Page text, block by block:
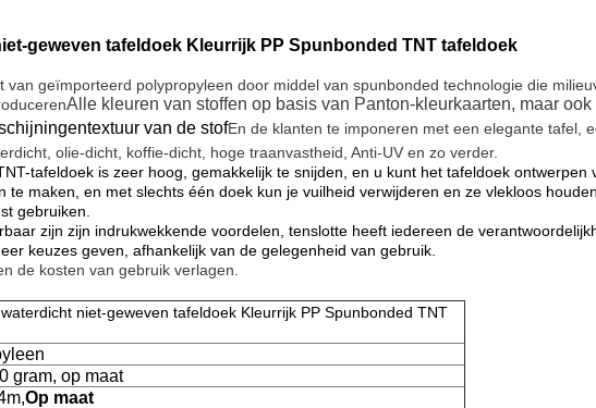
geweven tafeldoek Kleurrijk PP Spunbonded TNT tafeldoek
van geïmporteerd polypropyleen door middel van spunbonded technologie die
Alle kleuren van stoffen op basis van Panton-kleurkaarten, maar
entextuur van de stofEn de klanten te imponeren met een elegante tafel,
olie-dicht, koffie-dicht, hoge traanvastheid, Anti-UV en zo verder.
tafeldoek is zeer hoog, gemakkelijk te snijden, en u kunt het tafeldoek ontwerpen
te maken, en met slechts één doek kun je vuilheid verwijderen en ze vlekloos
gebruiken.
zijn zijn indrukwekkende voordelen, tenslotte heeft iedereen de
keuzes geven, afhankelijk van de gelegenheid van gebruik.
de kosten van gebruik verlagen.
niet-geweven tafeldoek Kleurrijk PP Spunbonded TNT
gram, op maat
Op maat